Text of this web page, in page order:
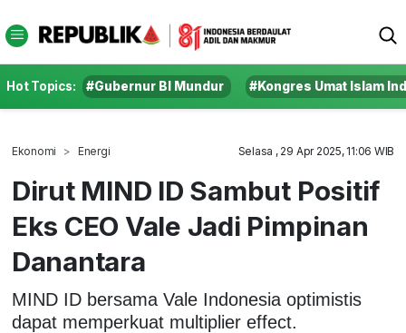
Hot Topics: #Gubernur BI Mundur #Kongres Umat Islam
Ekonomi Energi Selasa , 29 Apr 2025, 11:06 WIB
Dirut MIND ID Sambut Positif
Eks CEO Vale Jadi Pimpinan
Danantara
MIND ID bersama Vale Indonesia optimistis
dapat memperkuat multiplier effect.